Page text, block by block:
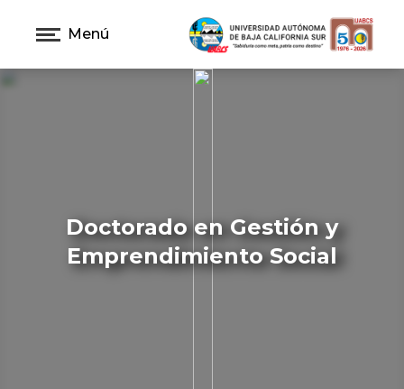
Menú
Doctorado en Gestión y
Emprendimiento Social